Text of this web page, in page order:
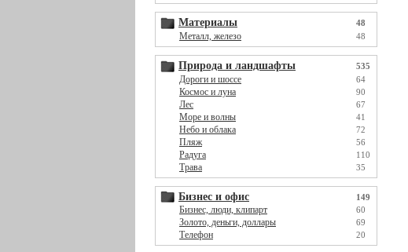
Материалы 48
Металл, железо 48
Природа и ландшафты 535
Дороги и шоссе 64
Космос и луна 90
Лес 67
Море и волны 41
Небо и облака 72
Пляж 56
Радуга 110
Трава 35
Бизнес и офис 149
Бизнес, люди, клипарт 60
Золото, деньги, доллары 69
Телефон 20